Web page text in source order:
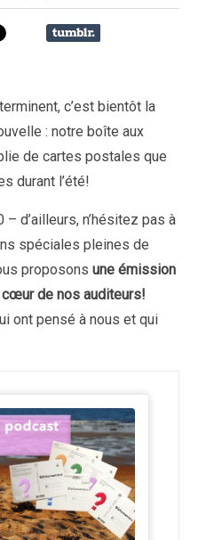
c’est bientôt la
: notre boîte aux
de cartes postales que
durant l’été!
d’ailleurs, n’hésitez pas à
spéciales pleines de
proposons une émission
de nos auditeurs!
ont pensé à nous et qui